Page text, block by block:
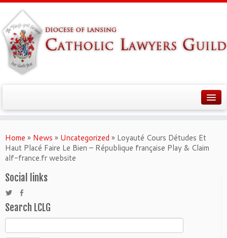
Home » News » Uncategorized » Loyauté Cours Détudes Et
Haut Placé Faire Le Bien – République française Play & Claim
alf-france.fr website
Social links
Search LCLG
Search
for: